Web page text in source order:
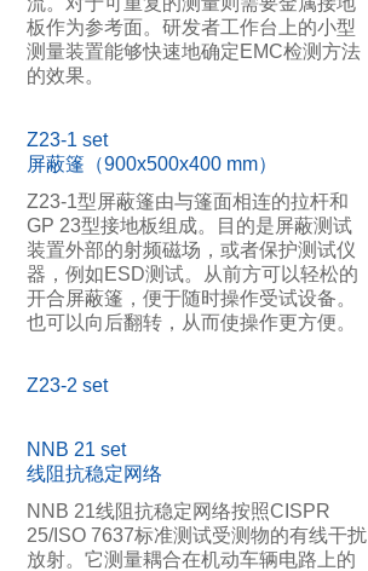
板作为参考面。研发者工作台上的小型
测量装置能够快速地确定EMC检测方法
的效果。
Z23-1 set
屏蔽篷（900x500x400 mm）
Z23-1型屏蔽篷由与篷面相连的拉杆和
GP 23型接地板组成。目的是屏蔽测试
装置外部的射频磁场，或者保护测试仪
器，例如ESD测试。从前方可以轻松的
开合屏蔽篷，便于随时操作受试设备。
也可以向后翻转，从而使操作更方便。
Z23-2 set
NNB 21 set
线阻抗稳定网络
NNB 21线阻抗稳定网络按照CISPR
25/ISO 7637标准测试受测物的有线干扰
放射。它测量耦合在机动车辆电路上的